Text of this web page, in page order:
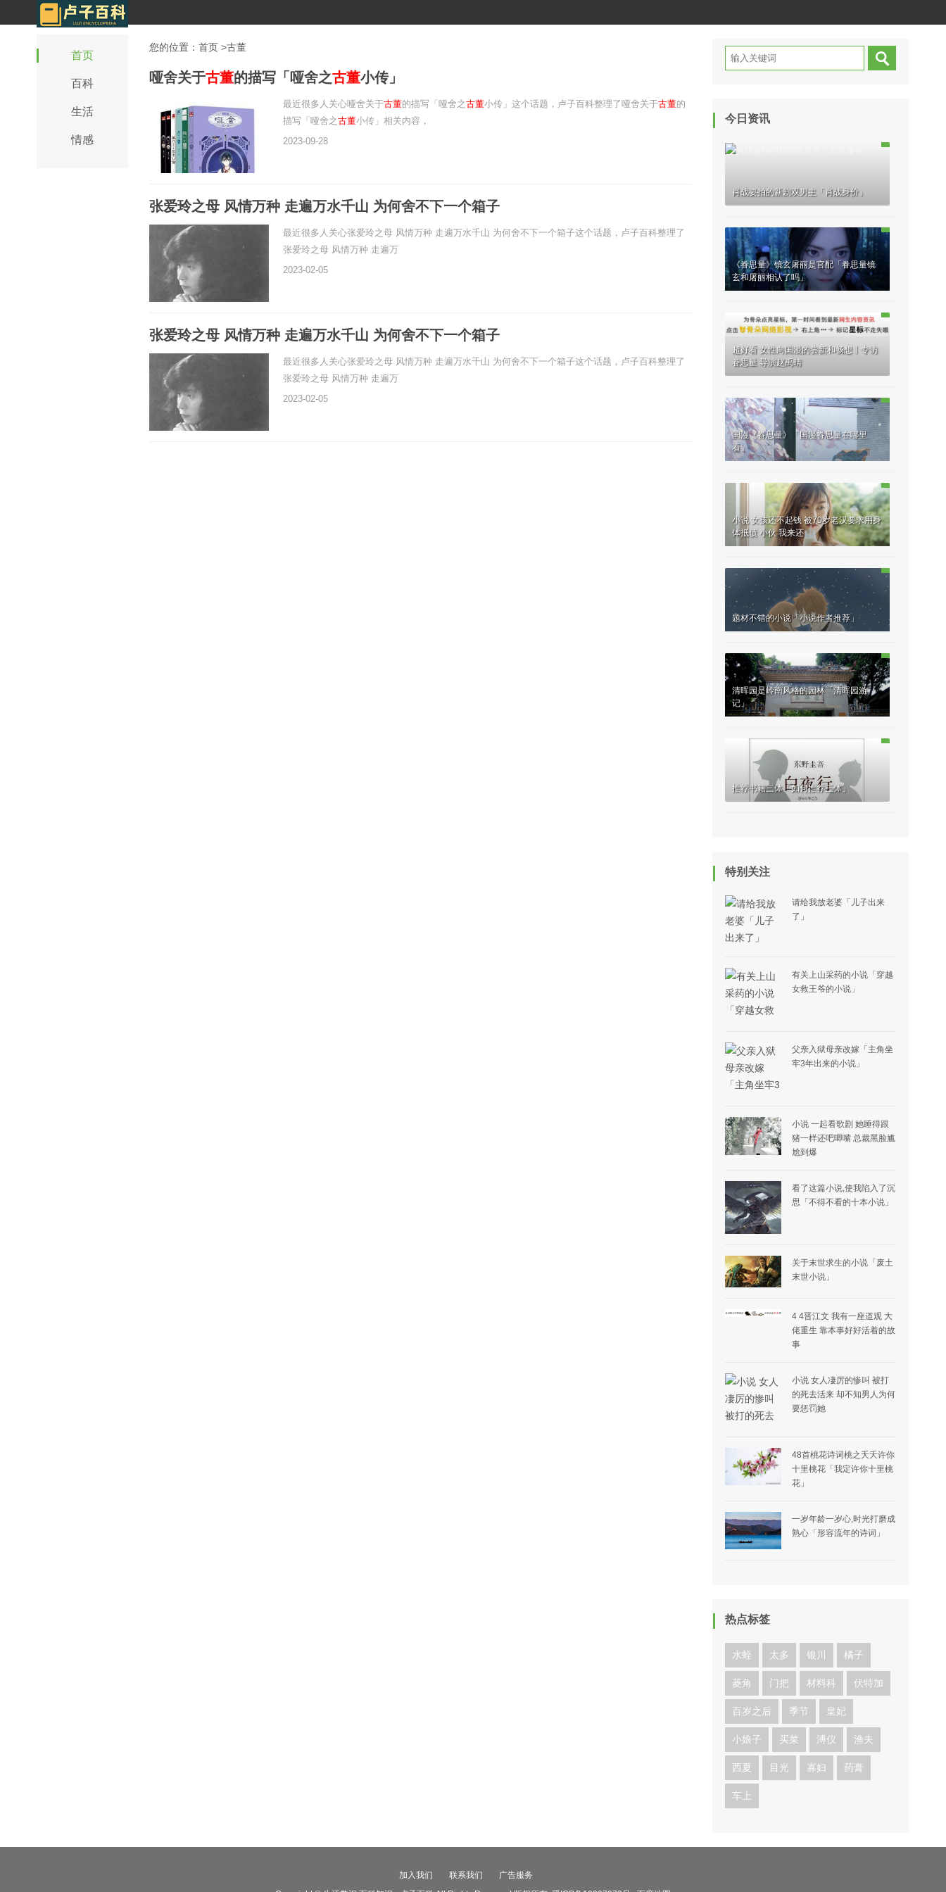
首页
百科
生活
情感
您的位置： 首页 >古董
哑舍关于古董的描写「哑舍之古董小传」
最近很多人关心哑舍关于古董的描写「哑舍之古董小传」这个话题，卢子百科整理了哑舍关于古董的
描写「哑舍之古董小传」相关内容，
2023-09-28
张爱玲之母 风情万种 走遍万水千山 为何舍不下一个箱子
最近很多人关心张爱玲之母 风情万种 走遍万水千山 为何舍不下一个箱子这个话题，卢子百科整理了
张爱玲之母 风情万种 走遍万
2023-02-05
张爱玲之母 风情万种 走遍万水千山 为何舍不下一个箱子
最近很多人关心张爱玲之母 风情万种 走遍万水千山 为何舍不下一个箱子这个话题，卢子百科整理了
张爱玲之母 风情万种 走遍万
2023-02-05
今日资讯
肖战要拍的新剧双男主「肖战身价」
《眷思量》镜玄屠丽是官配「眷思量镜
玄和屠丽相认了吗」
超好看 女性向国漫的尝新和畅想丨专访
眷思量 导演赵禹晴
国漫《眷思量》「国漫眷思量在哪里
看」
小说 女孩还不起钱 被70岁老汉要求用身
体抵债 小伙 我来还
题材不错的小说「小说作者推荐」
清晖园是岭南风格的园林「清晖园游
记」
推荐书籍三体「如何推荐三体」
特别关注
请给我放老婆「儿子出来
了」
有关上山采药的小说「穿越
女救王爷的小说」
父亲入狱母亲改嫁「主角坐
牢3年出来的小说」
小说 一起看歌剧 她睡得跟
猪一样还吧唧嘴 总裁黑脸尴
尬到爆
看了这篇小说,使我陷入了沉
思「不得不看的十本小说」
关于末世求生的小说「废土
末世小说」
4 4晋江文 我有一座道观 大
佬重生 靠本事好好活着的故
事
小说 女人凄厉的惨叫 被打
的死去活来 却不知男人为何
要惩罚她
48首桃花诗词桃之夭夭许你
十里桃花「我定许你十里桃
花」
一岁年龄一岁心,时光打磨成
熟心「形容流年的诗词」
热点标签
水蛭 太多 银川 橘子
菱角 门把 材料科 伏特加
百岁之后 季节 皇妃
小娘子 买菜 溥仪 渔夫
西夏 目光 寡妇 药膏
车上
加入我们 联系我们
广告服务